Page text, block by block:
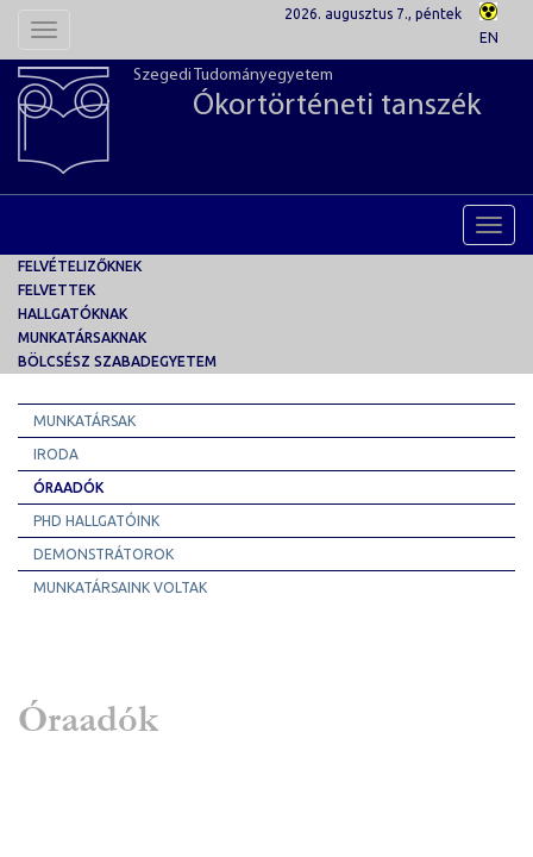
Toggle
2026. augusztus 7., péntek
EN
Szegedi Tudományegyetem
Ókortörténeti tanszék
FELVÉTELIZŐKNEK
FELVETTEK
HALLGATÓKNAK
MUNKATÁRSAKNAK
BÖLCSÉSZ SZABADEGYETEM
MUNKATÁRSAK
IRODA
ÓRAADÓK
PHD HALLGATÓINK
DEMONSTRÁTOROK
MUNKATÁRSAINK VOLTAK
Óraadók